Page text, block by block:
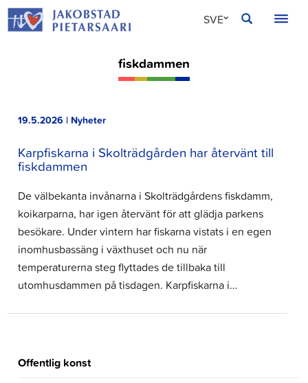
Hoppa
till
SVE
fiskdammen
19.5.2026 | Nyheter
Karpfiskarna i Skolträdgården har återvänt till
fiskdammen
De välbekanta invånarna i Skolträdgårdens fiskdamm,
koikarparna, har igen återvänt för att glädja parkens
besökare. Under vintern har fiskarna vistats i en egen
inomhusbassäng i växthuset och nu när
temperaturerna steg flyttades de tillbaka till
utomhusdammen på tisdagen. Karpfiskarna i…
Offentlig konst